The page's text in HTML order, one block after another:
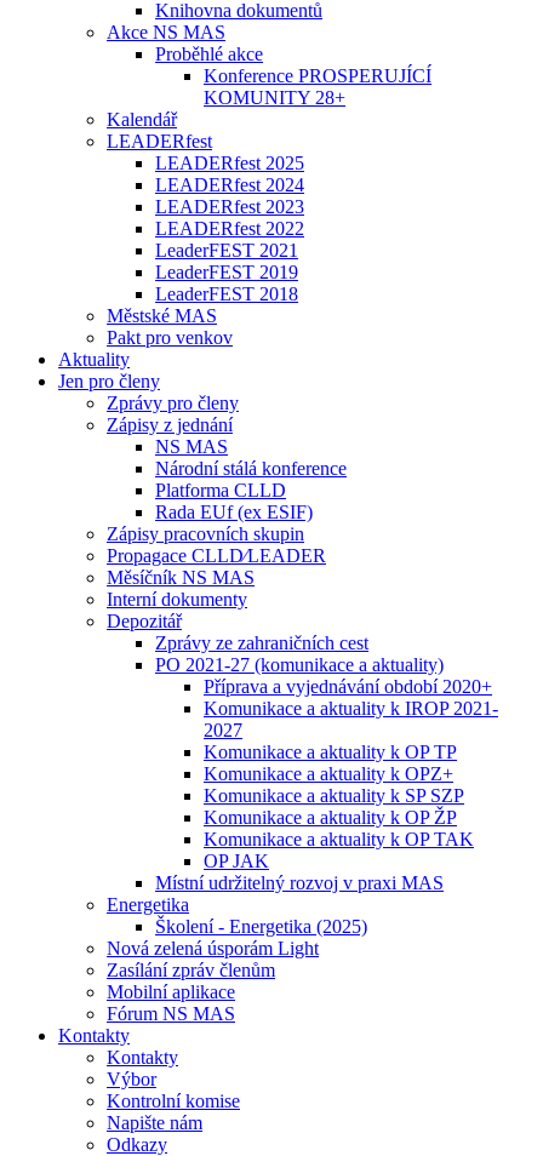
Knihovna dokumentů
Akce NS MAS
Proběhlé akce
Konference PROSPERUJÍCÍ
KOMUNITY 28+
Kalendář
LEADERfest
LEADERfest 2025
LEADERfest 2024
LEADERfest 2023
LEADERfest 2022
LeaderFEST 2021
LeaderFEST 2019
LeaderFEST 2018
Městské MAS
Pakt pro venkov
Aktuality
Jen pro členy
Zprávy pro členy
Zápisy z jednání
NS MAS
Národní stálá konference
Platforma CLLD
Rada EUf (ex ESIF)
Zápisy pracovních skupin
Propagace CLLD⁄LEADER
Měsíčník NS MAS
Interní dokumenty
Depozitář
Zprávy ze zahraničních cest
PO 2021-27 (komunikace a aktuality)
Příprava a vyjednávání období 2020+
Komunikace a aktuality k IROP 2021-
2027
Komunikace a aktuality k OP TP
Komunikace a aktuality k OPZ+
Komunikace a aktuality k SP SZP
Komunikace a aktuality k OP ŽP
Komunikace a aktuality k OP TAK
OP JAK
Místní udržitelný rozvoj v praxi MAS
Energetika
Školení - Energetika (2025)
Nová zelená úsporám Light
Zasílání zpráv členům
Mobilní aplikace
Fórum NS MAS
Kontakty
Kontakty
Výbor
Kontrolní komise
Napište nám
Odkazy